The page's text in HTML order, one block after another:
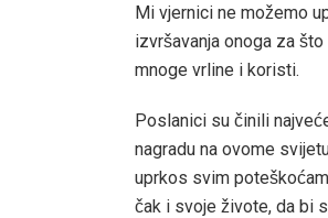
Mi vjernici ne možemo
izvršavanja onoga za
mnoge vrline i koristi.
Poslanici su činili
nagradu na ovome
uprkos svim
čak i svoje živote, da bi